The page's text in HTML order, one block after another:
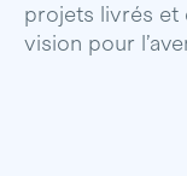
projets livrés et
vision pour